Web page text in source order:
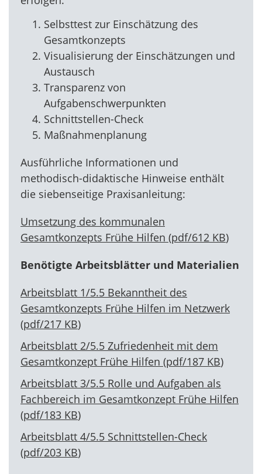
Selbsttest zur Einschätzung des
Gesamtkonzepts
Visualisierung der Einschätzungen und
Austausch
Transparenz von
Aufgabenschwerpunkten
Schnittstellen-Check
Maßnahmenplanung
Ausführliche Informationen und
methodisch-didaktische Hinweise enthält
die siebenseitige Praxisanleitung:
Umsetzung des kommunalen
Gesamtkonzepts Frühe Hilfen (pdf/612 KB)
Benötigte Arbeitsblätter und Materialien
Arbeitsblatt 1/5.5 Bekanntheit des
Gesamtkonzepts Frühe Hilfen im Netzwerk
(pdf/217 KB)
Arbeitsblatt 2/5.5 Zufriedenheit mit dem
Gesamtkonzept Frühe Hilfen (pdf/187 KB)
Arbeitsblatt 3/5.5 Rolle und Aufgaben als
Fachbereich im Gesamtkonzept Frühe Hilfen
(pdf/183 KB)
Arbeitsblatt 4/5.5 Schnittstellen-Check
(pdf/203 KB)